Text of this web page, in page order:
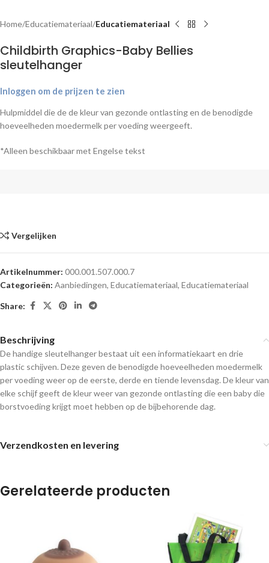
Home Educatiemateriaal Educatiemateriaal
Childbirth Graphics-Baby Bellies
sleutelhanger
Inloggen om de prijzen te zien
Hulpmiddel die de de kleur van gezonde ontlasting en de benodigde
hoeveelheden moedermelk per voeding weergeeft.
*Alleen beschikbaar met Engelse tekst
Vergelijken
Artikelnummer: 000.001.507.000.7
Categorieën: Aanbiedingen, Educatiemateriaal, Educatiemateriaal
Share:
Beschrijving
De handige sleutelhanger bestaat uit een informatiekaart en drie
plastic schijven. Deze geven de benodigde hoeveelheden moedermelk
per voeding weer op de eerste, derde en tiende levensdag. De kleur van
elke schijf geeft de kleur weer van gezonde ontlasting die een baby die
borstvoeding krijgt moet hebben op de bijbehorende dag.
Verzendkosten en levering
Gerelateerde producten